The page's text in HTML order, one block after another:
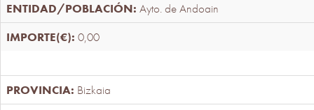
Ayto. de Andoain
0,00
Bizkaia